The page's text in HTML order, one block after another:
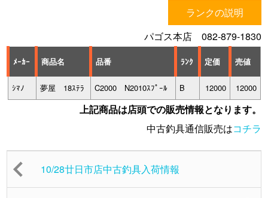
ランクの説明
パゴス本店 082-879-1830
ﾒｰｶｰ 商品名 品番 ﾗﾝｸ 定価 売値
ｼﾏﾉ 夢屋 18ｽﾃﾗ C2000 N2010ｽﾌﾟｰﾙ B 12000 12000
上記商品は店頭での販売情報となります。
中古釣具通信販売はコチラ
10/28廿日市店中古釣具入荷情報